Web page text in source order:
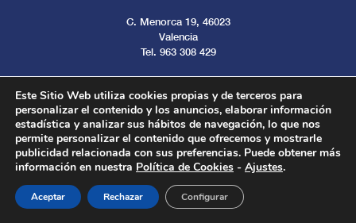
C. Menorca 19, 46023
Valencia
Tel. 963 308 429
Todos los derechos reservados. 2024.
Aviso legal Cookies Privacidad
Este Sitio Web utiliza cookies propias y de terceros para
personalizar el contenido y los anuncios, elaborar información
estadística y analizar sus hábitos de navegación, lo que nos
permite personalizar el contenido que ofrecemos y mostrarle
publicidad relacionada con sus preferencias. Puede obtener más
información en nuestra Política de Cookies - Ajustes.
Aceptar Rechazar Configurar